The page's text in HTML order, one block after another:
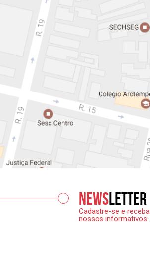
Newsletter
Cadastre-se e receba
nossos informativos: